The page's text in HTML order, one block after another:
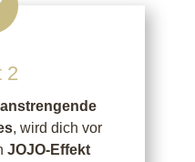
2
anstrengende
, wird dich vor
JOJO-Effekt